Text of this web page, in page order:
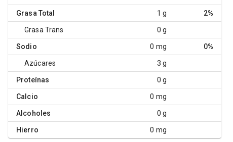
Grasa Total 1 g 2%
Grasa Trans 0 g
Sodio 0 mg 0%
Azúcares 3 g
Proteínas 0 g
Calcio 0 mg
Alcoholes 0 g
Hierro 0 mg